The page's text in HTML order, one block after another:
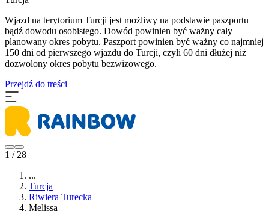
Wjazd na terytorium Turcji jest możliwy na podstawie paszportu
bądź dowodu osobistego. Dowód powinien być ważny cały
planowany okres pobytu. Paszport powinien być ważny co najmniej
150 dni od pierwszego wjazdu do Turcji, czyli 60 dni dłużej niż
dozwolony okres pobytu bezwizowego.
Przejdź do treści
1 / 28
...
Turcja
Riwiera Turecka
Melissa